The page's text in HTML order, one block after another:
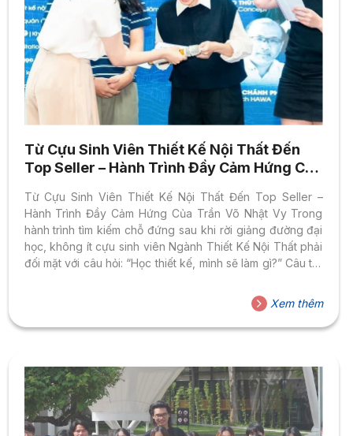
Từ Cựu Sinh Viên Thiết Kế Nội Thất Đến
Top Seller – Hành Trình Đầy Cảm Hứng Của
Từ Cựu Sinh Viên Thiết Kế Nội Thất Đến Top Seller –
Hành Trình Đầy Cảm Hứng Của Trần Võ Nhật Vy Trong
hành trình tìm kiếm chỗ đứng sau khi rời giảng đường đại
học, không ít cựu sinh viên Ngành Thiết Kế Nội Thất phải
đối mặt với câu hỏi: “Học thiết kế, mình sẽ làm gì?” Câu trả
hành trình của Trần Võ Nhật Vy – cựu sinh viên Ngành
Thiết Kế Nội Thất, Đại học Hoa Sen – chứng minh một
cách...
Xem thêm